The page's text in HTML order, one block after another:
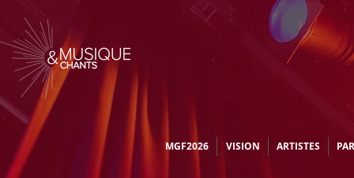
MGF2026 VISION ARTISTES